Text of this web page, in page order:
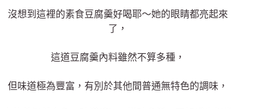
沒想到這裡的素食豆腐羹好喝耶～她的眼睛都亮起來
了，
這道豆腐羹內料雖然不算多種，
但味道極為豐富，有別於其他間普通無特色的調味，